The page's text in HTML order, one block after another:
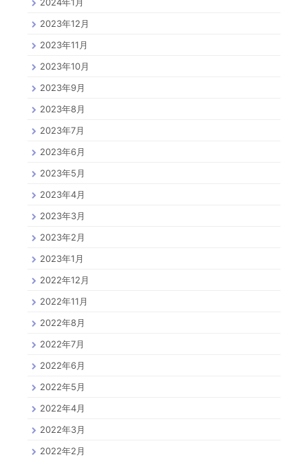
2023年12月
2023年11月
2023年10月
2023年9月
2023年8月
2023年7月
2023年6月
2023年5月
2023年4月
2023年3月
2023年2月
2023年1月
2022年12月
2022年11月
2022年8月
2022年7月
2022年6月
2022年5月
2022年4月
2022年3月
2022年2月